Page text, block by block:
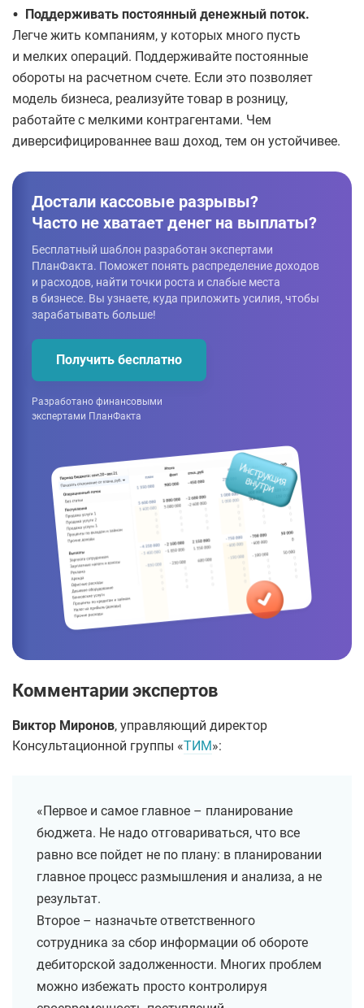
•
Поддерживать постоянный денежный поток.
Легче жить компаниям, у которых много пусть
и мелких операций. Поддерживайте постоянные
обороты на расчетном счете. Если это позволяет
модель бизнеса, реализуйте товар в розницу,
работайте с мелкими контрагентами. Чем
диверсифицированнее ваш доход, тем он устойчивее.
Достали кассовые разрывы?
Часто не хватает денег на выплаты?
Бесплатный шаблон разработан экспертами
ПланФакта. Поможет понять распределение доходов
и расходов, найти точки роста и слабые места
в бизнесе. Вы узнаете, куда приложить усилия, чтобы
зарабатывать больше!
Получить бесплатно
Разработано финансовыми
экспертами ПланФакта
Комментарии экспертов
Виктор Миронов, управляющий директор
Консультационной группы «ТИМ»:
«Первое и самое главное – планирование
бюджета. Не надо отговариваться, что все
равно все пойдет не по плану: в планировании
главное процесс размышления и анализа, а не
результат.
Второе – назначьте ответственного
сотрудника за сбор информации об обороте
дебиторской задолженности. Многих проблем
можно избежать просто контролируя